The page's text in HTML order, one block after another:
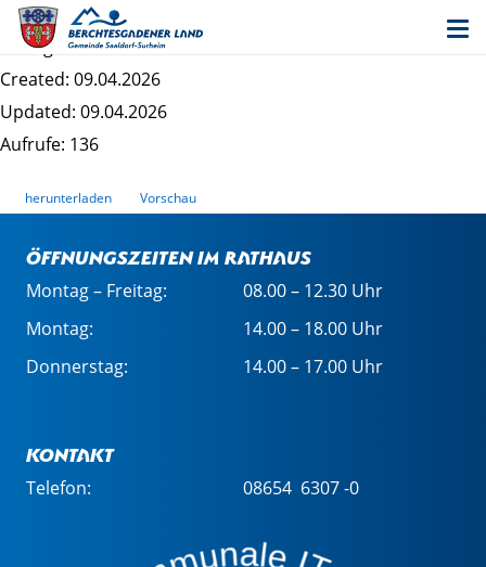
Entwurf 8. Änderung Sillersdorf - Begründung
Dateigrösse: 3.70 MB
Created: 09.04.2026
Updated: 09.04.2026
Aufrufe: 136
herunterladen Vorschau
Öffnungszeiten im Rathaus
Montag – Freitag:
08.00 – 12.30 Uhr
Montag:
14.00 – 18.00 Uhr
Donnerstag:
14.00 – 17.00 Uhr
Kontakt
Telefon: 08654 6307 -0